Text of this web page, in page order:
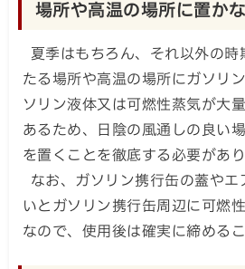
場所や高温の場所に置か
夏季はもちろん、それ以外の時
たる場所や高温の場所にガソリ
ソリン液体又は可燃性蒸気が大
あるため、日陰の風通しの良い
を置くことを徹底する必要があり
なお、ガソリン携行缶の蓋やエ
いとガソリン携行缶周辺に可燃
なので、使用後は確実に締める